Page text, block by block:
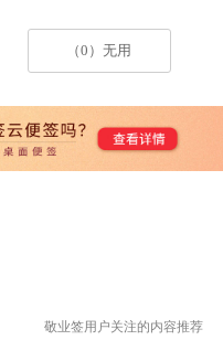
（0）无用
敬业签用户关注的内容推荐